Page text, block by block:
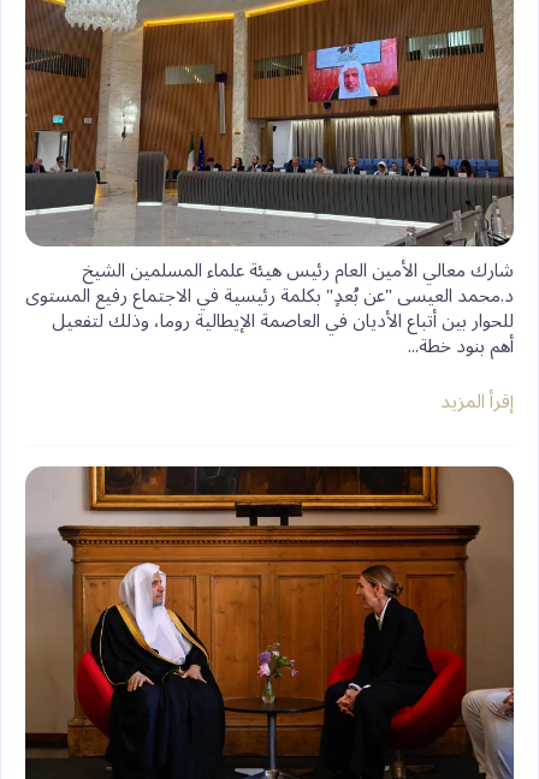
k
p
s
t
k
n
‏شارك معالي الأمين العام رئيس هيئة علماء المسلمين الشيخ
د.⁧‫محمد العيسى‬⁩‬⁩ "عن بُعدٍ" بكلمة رئيسية في الاجتماع رفيع المستوى
للحوار بين أتباع الأديان في العاصمة الإيطالية روما، وذلك لتفعيل
أهم بنود خطة...
إقرأ المزيد